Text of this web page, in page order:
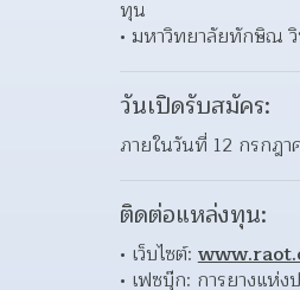
ทุน
มหาวิทยาลัยทักษิณ วิ
วันเปิดรับสมัคร:
ภายในวันที่ 12 กรกฎา
ติดต่อแหล่งทุน:
เว็บไซต์:
เฟซบุ๊ก: การยางแห่ง